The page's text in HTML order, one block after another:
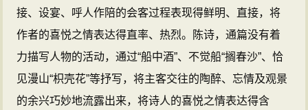
接、设宴、呼人作陪的会客过程表现得鲜明、直接，将
作者的喜悦之情表达得直率、热烈。陈诗，通篇没有着
力描写人物的活动，通过“船中酒”、不觉船“搁春沙”、恰
见漫山“枳壳花”等抒写，将主客交往的陶醉、忘情及观景
的余兴巧妙地流露出来，将诗人的喜悦之情表达得含